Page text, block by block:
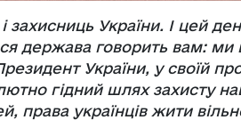
захисниць України. І цей
держава говорить вам: ми
України, у своїй
гідний шлях захисту
українців жити